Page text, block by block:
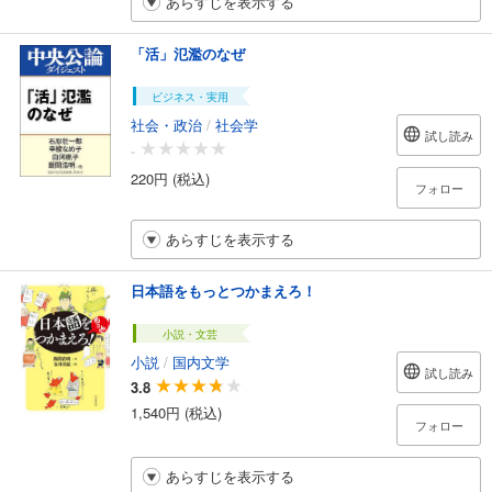
「活」氾濫のなぜ
ビジネス・実用
社会・政治 / 社会学
-
220円 (税込)
試し読み
フォロー
あらすじを表示する
日本語をもっとつかまえろ！
小説・文芸
小説 / 国内文学
3.8
1,540円 (税込)
試し読み
フォロー
あらすじを表示する